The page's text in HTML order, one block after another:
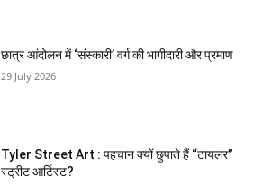
छात्र आंदोलन में ‘संस्कारी’ वर्ग की भागीदारी और प्रमाण
29 July 2026
Tyler Street Art : पहचान क्यों छुपाते हैं “टायलर”
स्ट्रीट आर्टिस्ट?